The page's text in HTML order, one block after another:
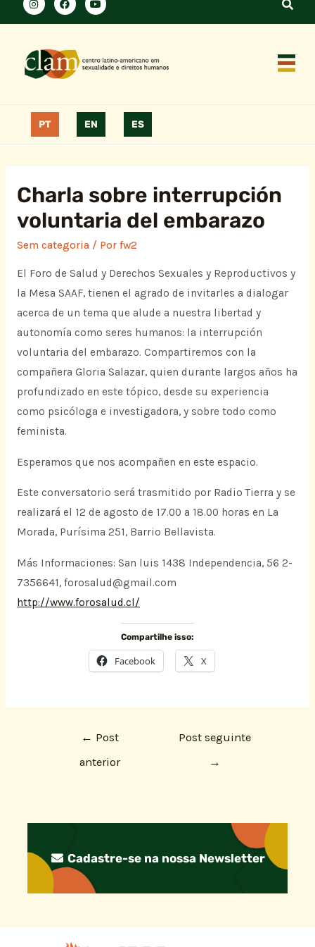
PT EN ES
Charla sobre interrupción
voluntaria del embarazo
Sem categoria/ Por fw2
El Foro de Salud y Derechos Sexuales y Reproductivos y
la Mesa SAAF, tienen el agrado de invitarles a dialogar
acerca de un tema que alude a nuestra libertad y
autonomía como seres humanos: la interrupción
voluntaria del embarazo. Compartiremos con la
compañera Gloria Salazar, quien durante largos años ha
profundizado en este tópico, desde su experiencia
como psicóloga e investigadora, y sobre todo como
feminista.
Esperamos que nos acompañen en este espacio.
Este conversatorio será trasmitido por Radio Tierra y se
realizará el 12 de agosto de 17.00 a 18.00 horas en La
Morada, Purísima 251, Barrio Bellavista.
Más Informaciones: San luis 1438 Independencia, 56 2-
7356641, forosalud@gmail.com
http://www.forosalud.cl/
Compartilhe isso:
Facebook X
← Post
anterior
Post seguinte
→
Cadastre-se na nossa Newsletter